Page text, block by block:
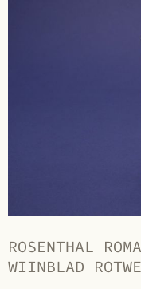
ROSENTHAL
WIINBLAD